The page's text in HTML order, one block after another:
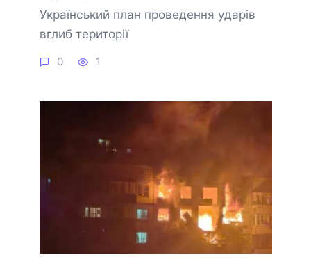
Український план проведення ударів
вглиб території
0 1